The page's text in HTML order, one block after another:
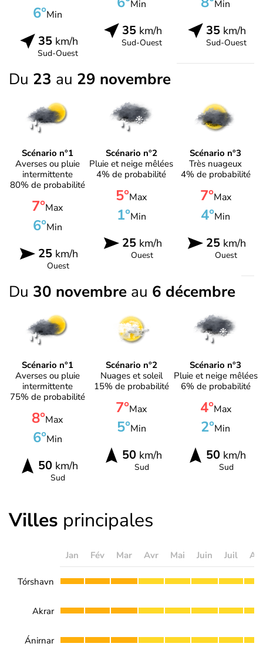
6°Min
35km/h
Sud-Ouest
Min
35km/h
Sud-Ouest
Min
35 km/h
Sud-Ouest
Du 23 au 29 novembre
Scénario n°1
Averses ou pluie
intermittente
80% de probabilité
7°Max
6°Min
25km/h
Ouest
Scénario n°2
Pluie et neige mêlées
4% de probabilité
5°Max
1°Min
25km/h
Ouest
Scénario n°3
Très nuageux
4% de probabilité
7°Max
4°Min
25 km/h
Ouest
Du 30 novembre au 6 décembre
Scénario n°1
Averses ou pluie
intermittente
75% de probabilité
8°Max
6°Min
50km/h
Sud
Scénario n°2
Nuages et soleil
15% de probabilité
7°Max
5°Min
50km/h
Sud
Scénario n°3
Pluie et neige mêlées
6% de probabilité
4°Max
2°Min
50 km/h
Sud
Villes principales
Jan Fév Mar Avr Mai Juin Juil
Tórshavn
Akrar
Ánirnar